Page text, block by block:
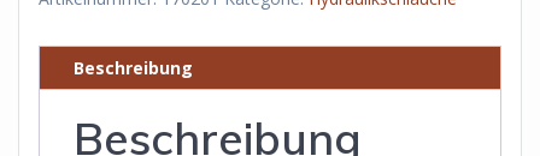
Beschreibung
Beschreibung